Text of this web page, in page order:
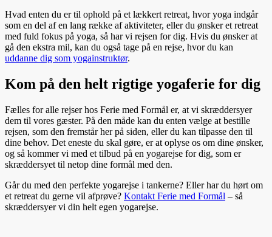
Hvad enten du er til ophold på et lækkert retreat, hvor yoga indgår
som en del af en lang række af aktiviteter, eller du ønsker et retreat
med fuld fokus på yoga, så har vi rejsen for dig. Hvis du ønsker at
gå den ekstra mil, kan du også tage på en rejse, hvor du kan
uddanne dig som yogainstruktør.
Kom på den helt rigtige yogaferie for dig
Fælles for alle rejser hos Ferie med Formål er, at vi skræddersyer
dem til vores gæster. På den måde kan du enten vælge at bestille
rejsen, som den fremstår her på siden, eller du kan tilpasse den til
dine behov. Det eneste du skal gøre, er at oplyse os om dine ønsker,
og så kommer vi med et tilbud på en yogarejse for dig, som er
skræddersyet til netop dine formål med den.
Går du med den perfekte yogarejse i tankerne? Eller har du hørt om
et retreat du gerne vil afprøve? Kontakt Ferie med Formål – så
skræddersyer vi din helt egen yogarejse.